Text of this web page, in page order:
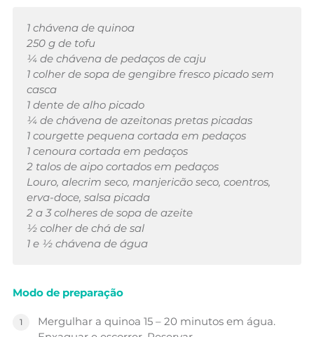
1 chávena de quinoa
250 g de tofu
¼ de chávena de pedaços de caju
1 colher de sopa de gengibre fresco picado sem
casca
1 dente de alho picado
¼ de chávena de azeitonas pretas picadas
1 courgette pequena cortada em pedaços
1 cenoura cortada em pedaços
2 talos de aipo cortados em pedaços
Louro, alecrim seco, manjericão seco, coentros,
erva-doce, salsa picada
2 a 3 colheres de sopa de azeite
½ colher de chá de sal
1 e ½ chávena de água
Modo de preparação
Mergulhar a quinoa 15 – 20 minutos em água.